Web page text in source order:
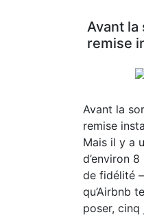
Avant la
remise
Avant la
remise
Mais il y a
d’environ
de fidélité
qu’Airbnb
poser, cinq